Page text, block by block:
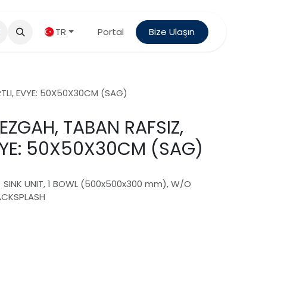
TR Portal Bize Ulaşın
EVYE: 50X50X30CM (SAG)
TABAN RAFSIZ,
50X50X30CM (SAG)
SINK UNIT, 1 BOWL (500x500x300 mm), W/O